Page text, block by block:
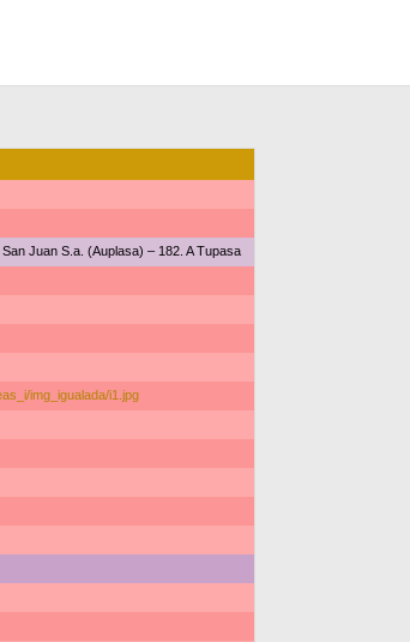
Juan S.a. (Auplasa) – 182. A Tupasa
img_igualada/i1.jpg